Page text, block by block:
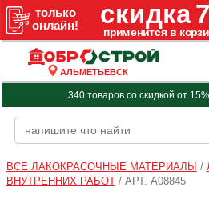
АЛЬМЕТЬЕВСК
340 товаров со скидкой от
ВСЕ ЛАКОКРАСОЧНЫЕ МАТЕРИАЛЫ /
ВНУТРЕННИХ РАБОТ/ АРТ. A08845